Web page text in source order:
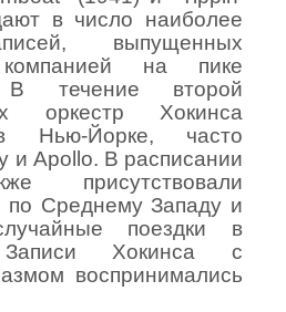
в число наиболее
выпущенных
на пике
В течение второй
оркестр Хокинса
Нью-Йорке, часто
и Apollo. В расписании
присутствовали
по Среднему Западу и
поездки в
Хокинса с
воспринимались